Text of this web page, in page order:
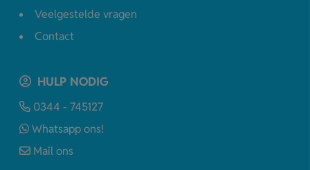
Veelgestelde vragen
Contact
HULP NODIG
0344 - 745127
Whatsapp ons!
Mail ons